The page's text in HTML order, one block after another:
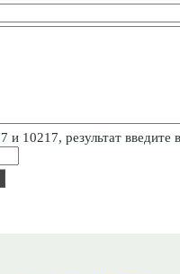
и 10217, результат введите